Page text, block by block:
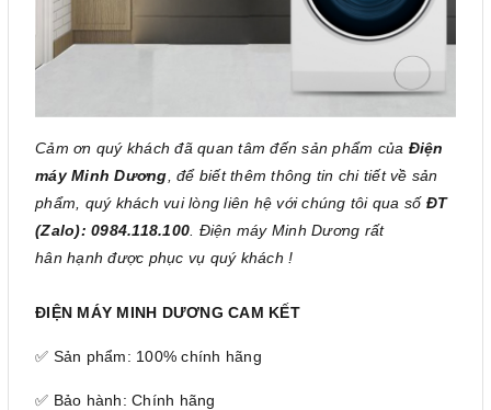
Cảm ơn quý khách đã quan tâm đến sản phẩm của Điện
máy Minh Dương , để biết thêm thông tin chi tiết về sản
phẩm, quý khách vui lòng liên hệ với chúng tôi qua số ĐT
(Zalo): 0984.118.100 . Điện máy Minh Dương rất
hân hạnh được phục vụ quý khách !
ĐIỆN MÁY MINH DƯƠNG CAM KẾT
✅ Sản phẩm: 100% chính hãng
✅ Bảo hành: Chính hãng